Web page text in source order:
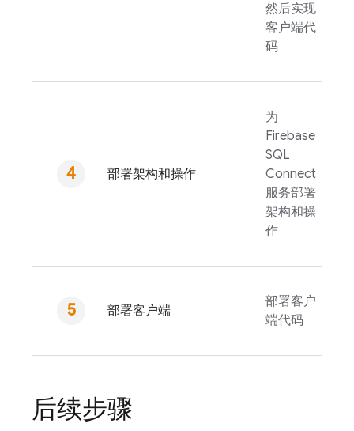
然后实现
客户端代
码
部署架构和操作
为
Firebase
SQL
Connect
服务部署
架构和操
作
部署客户端
部署客户
端代码
后续步骤